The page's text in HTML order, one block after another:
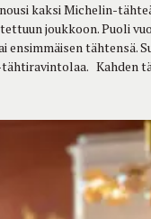
kaksi Michelin-
joukkoon. Puoli
ensimmäisen tähtensä.
Kahden